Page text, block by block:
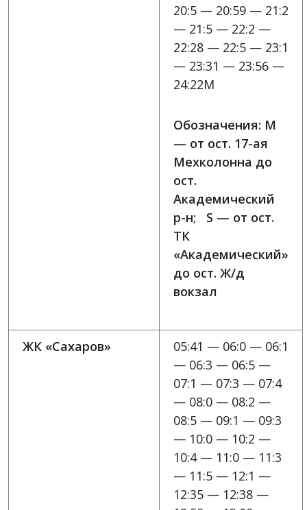
20:5 — 20:59 — 21:2
— 21:5 — 22:2 —
22:28 — 22:5 — 23:1
— 23:31 — 23:56 —
24:22M
Обозначения: M
— от ост. 17-ая
Мехколонна до
ост.
Академический
р-н; S — от ост.
ТК
«Академический»
до ост. Ж/д
вокзал
ЖК «Сахаров»
05:41 — 06:0 — 06:1
— 06:3 — 06:5 —
07:1 — 07:3 — 07:4
— 08:0 — 08:2 —
08:5 — 09:1 — 09:3
— 10:0 — 10:2 —
10:4 — 11:0 — 11:3
— 11:5 — 12:1 —
12:35 — 12:38 —